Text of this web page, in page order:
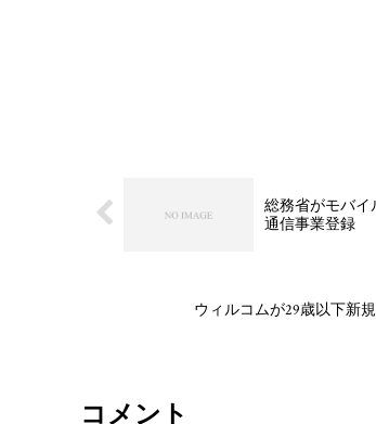
総務省がモバイ
通信事業登録
ウィルコムが29歳以下新
コメント